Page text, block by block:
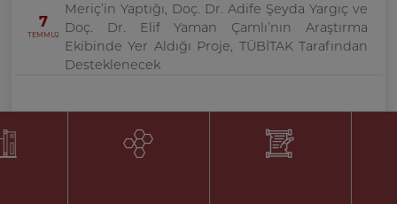
7
TEMMUZ
Meriç’in Yaptığı, Doç. Dr. Adife Şeyda Yargıç ve
Doç. Dr. Elif Yaman Çamlı’nın Araştırma
Ekibinde Yer Aldığı Proje, TÜBİTAK Tarafından
Desteklenecek